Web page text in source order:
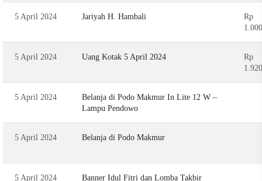
5 April 2024 Jariyah H. Hambali
Rp
5 April 2024 Uang Kotak 5 April 2024
Rp
5 April 2024
Belanja di Podo Makmur In Lite 12 W –
Lampu Pendowo
5 April 2024 Belanja di Podo Makmur
5 April 2024 Banner Idul Fitri dan Lomba Takbir